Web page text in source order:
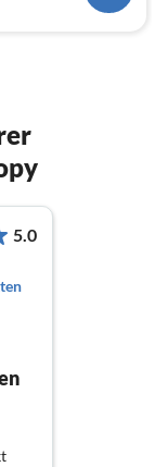
5.0